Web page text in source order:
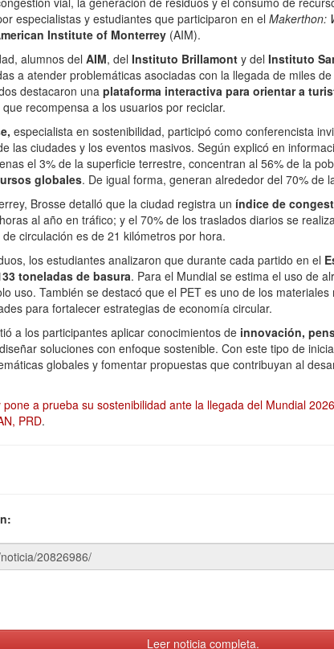
especialistas y estudiantes que participaron en el Makerthon:
Institute of Monterrey (AIM).
alumnos del AIM, del Instituto Brillamont y del Instituto
a atender problemáticas asociadas con la llegada de miles
destacaron una plataforma interactiva para orientar a
que recompensa a los usuarios por reciclar.
especialista en sostenibilidad, participó como conferencista
las ciudades y los eventos masivos. Según explicó en
el 3% de la superficie terrestre, concentran al 56% de la
globales. De igual forma, generan alrededor del 70% de
Brosse detalló que la ciudad registra un índice de
al año en tráfico; y el 70% de los traslados diarios se
circulación es de 21 kilómetros por hora.
los estudiantes analizaron que durante cada partido en el
toneladas de basura. Para el Mundial se estima el uso de
uso. También se destacó que el PET es uno de los
para fortalecer estrategias de economía circular.
a los participantes aplicar conocimientos de innovación,
soluciones con enfoque sostenible. Con este tipo de
globales y fomentar propuestas que contribuyan al
pone a prueba su sostenibilidad ante la llegada del Mundial 2026
PRD.
Leer noticia completa.